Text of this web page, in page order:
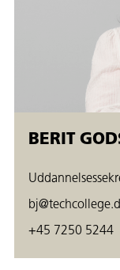
BERIT
+45 7250 5244